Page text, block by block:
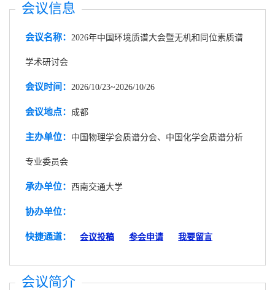
会议信息
会议名称： 2026年中国环境质谱大会暨无机和同位素质谱
学术研讨会
会议时间： 2026/10/23~2026/10/26
会议地点： 成都
主办单位： 中国物理学会质谱分会、中国化学会质谱分析
专业委员会
承办单位： 西南交通大学
协办单位：
快捷通道： 会议投稿 参会申请 我要留言
会议简介